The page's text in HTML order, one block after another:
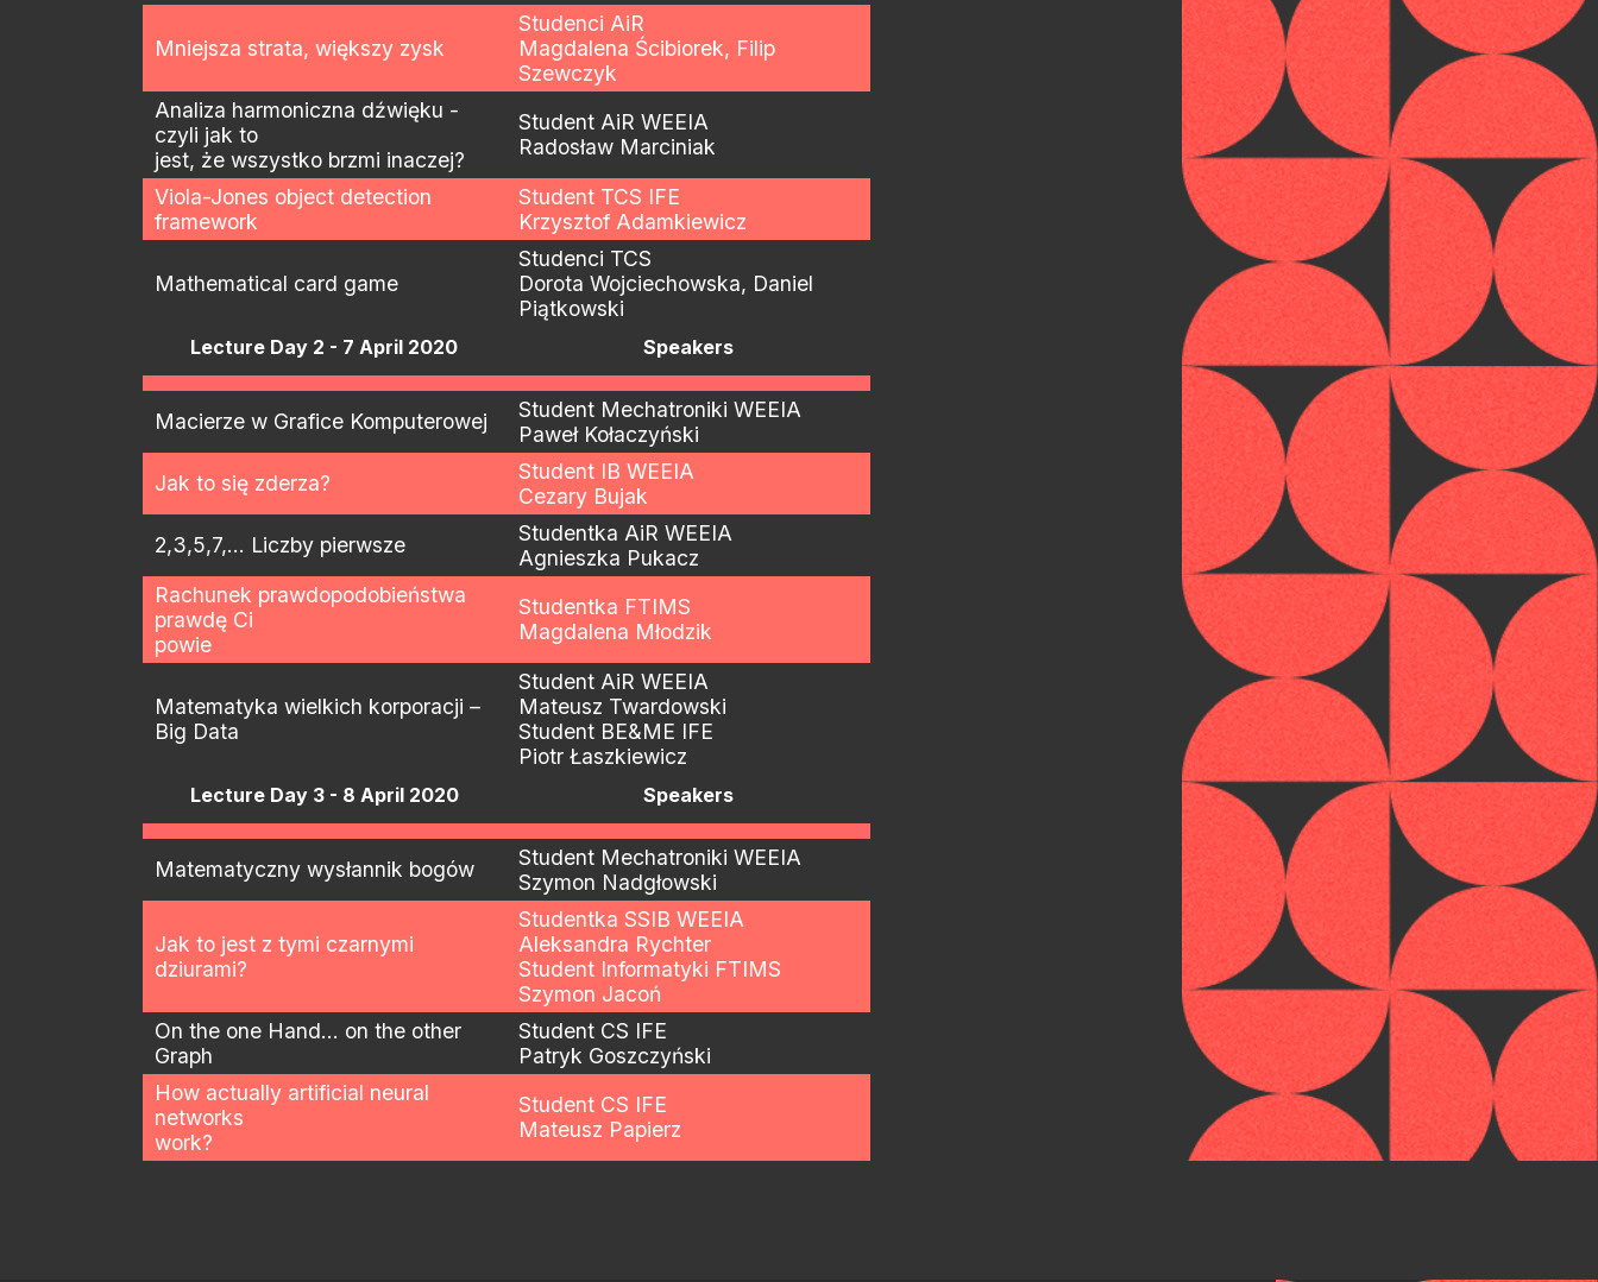
Mniejsza strata, większy zysk
Studenci AiR
Magdalena Ścibiorek, Filip
Szewczyk
Analiza harmoniczna dźwięku -
czyli jak to
jest, że wszystko brzmi inaczej?
Student AiR WEEIA
Radosław Marciniak
Viola-Jones object detection
framework
Student TCS IFE
Krzysztof Adamkiewicz
Mathematical card game
Studenci TCS
Dorota Wojciechowska, Daniel
Piątkowski
Lecture Day 2 - 7 April 2020 Speakers
Macierze w Grafice Komputerowej
Student Mechatroniki WEEIA
Paweł Kołaczyński
Jak to się zderza?
Student IB WEEIA
Cezary Bujak
2,3,5,7,… Liczby pierwsze
Studentka AiR WEEIA
Agnieszka Pukacz
Rachunek prawdopodobieństwa
prawdę Ci
powie
Studentka FTIMS
Magdalena Młodzik
Matematyka wielkich korporacji –
Big Data
Student AiR WEEIA
Mateusz Twardowski
Student BE&ME IFE
Piotr Łaszkiewicz
Lecture Day 3 - 8 April 2020 Speakers
Matematyczny wysłannik bogów
Student Mechatroniki WEEIA
Szymon Nadgłowski
Jak to jest z tymi czarnymi
dziurami?
Studentka SSIB WEEIA
Aleksandra Rychter
Student Informatyki FTIMS
Szymon Jacoń
On the one Hand… on the other
Graph
Student CS IFE
Patryk Goszczyński
How actually artificial neural
networks
work?
Student CS IFE
Mateusz Papierz